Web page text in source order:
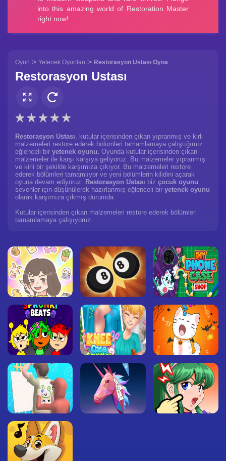
Oyun > Yetenek Oyunları > Restorasyon Ustası Oyna
Restorasyon Ustası
Restorasyon Ustası, kutular içerisinden çıkan yıpranmış ve kirli
malzemeleri restore ederek bölümleri tamamlamaya çalıştığımız
eğlenceli bir yetenek oyunu. Oyunda kutular içerisinden çıkan
malzemeler ile karşı karşıya geliyoruz. Bu malzemeler yıpranmış
ve kirli bir şekilde karşımıza çıkıyor. Bu malzemeleri restore
ederek bölümleri tamamlıyor ve yeni bölümlerin kilidini açarak
oyuna devam ediyoruz. Restorasyon Ustası biz çocuk oyunu
sevenler için düşünülerek hazırlanmış eğlenceli bir yetenek oyunu
olarak karşımıza çıkmış durumda.
Kutular içerisinden çıkan malzemeleri restore ederek bölümleri
tamamlamaya çalışıyoruz.